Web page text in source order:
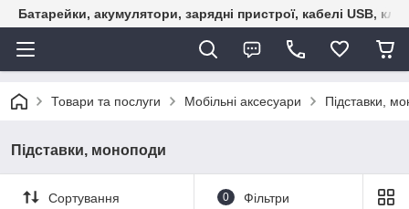
Батарейки, акумулятори, зарядні пристрої, кабелі USB,
Товари та послуги Мобільні аксесуари Підставки,
Підставки, моноподи
Сортування 0 Фільтри